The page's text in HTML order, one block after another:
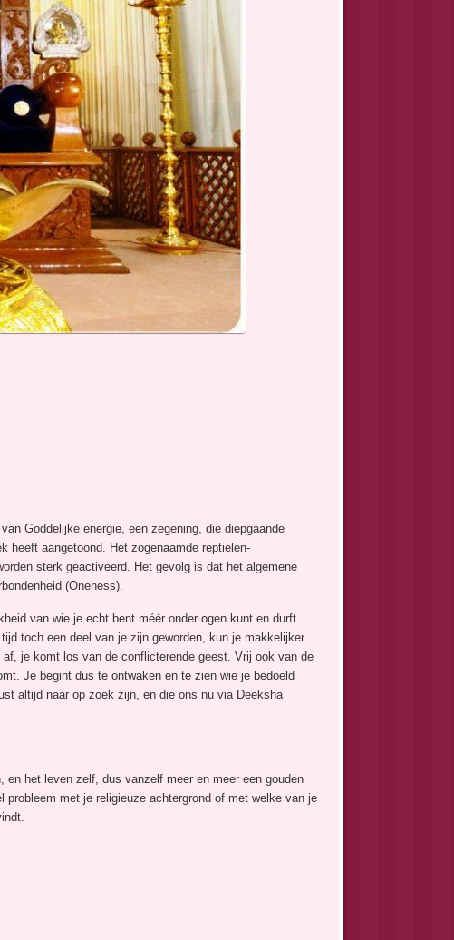
Goddelijke energie, een zegening, die diepgaande
heeft aangetoond. Het zogenaamde reptielen-
sterk geactiveerd. Het gevolg is dat het algemene
(Oneness).
van wie je echt bent méér onder ogen kunt en durft
toch een deel van je zijn geworden, kun je makkelijker
je komt los van de conflicterende geest. Vrij ook van de
Je begint dus te ontwaken en te zien wie je bedoeld
altijd naar op zoek zijn, en die ons nu via Deeksha
het leven zelf, dus vanzelf meer en meer een gouden
met je religieuze achtergrond of met welke van je